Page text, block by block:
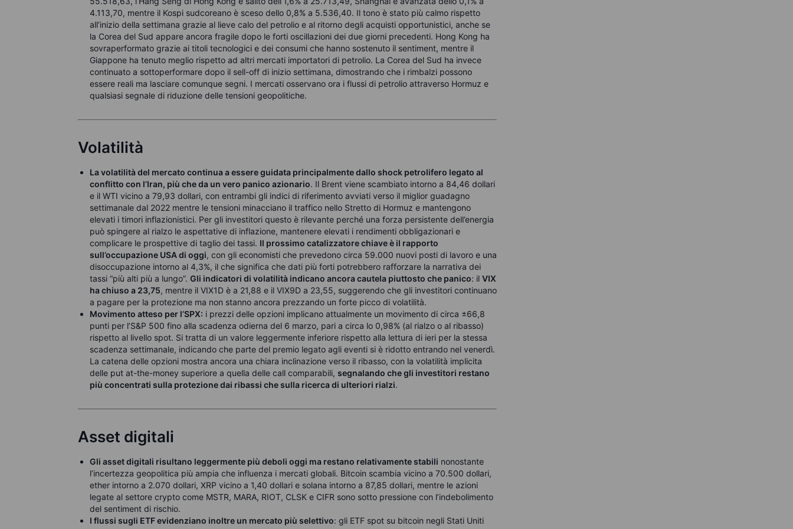
4.113,70, mentre il Kospi sudcoreano è sceso dello 0,8% a 5.536,40. Il tono è stato più calmo rispetto
all’inizio della settimana grazie al lieve calo del petrolio e al ritorno degli acquisti opportunistici, anche se
la Corea del Sud appare ancora fragile dopo le forti oscillazioni dei due giorni precedenti. Hong Kong ha
sovraperformato grazie ai titoli tecnologici e dei consumi che hanno sostenuto il sentiment, mentre il
Giappone ha tenuto meglio rispetto ad altri mercati importatori di petrolio. La Corea del Sud ha invece
continuato a sottoperformare dopo il sell-off di inizio settimana, dimostrando che i rimbalzi possono
essere reali ma lasciare comunque segni. I mercati osservano ora i flussi di petrolio attraverso Hormuz e
qualsiasi segnale di riduzione delle tensioni geopolitiche.
Volatilità
La volatilità del mercato continua a essere guidata principalmente dallo shock petrolifero legato al
conflitto con l’Iran, più che da un vero panico azionario. Il Brent viene scambiato intorno a 84,46 dollari
e il WTI vicino a 79,93 dollari, con entrambi gli indici di riferimento avviati verso il miglior guadagno
settimanale dal 2022 mentre le tensioni minacciano il traffico nello Stretto di Hormuz e mantengono
elevati i timori inflazionistici. Per gli investitori questo è rilevante perché una forza persistente dell’energia
può spingere al rialzo le aspettative di inflazione, mantenere elevati i rendimenti obbligazionari e
complicare le prospettive di taglio dei tassi. Il prossimo catalizzatore chiave è il rapporto
sull’occupazione USA di oggi, con gli economisti che prevedono circa 59.000 nuovi posti di lavoro e una
disoccupazione intorno al 4,3%, il che significa che dati più forti potrebbero rafforzare la narrativa dei
tassi “più alti più a lungo”. Gli indicatori di volatilità indicano ancora cautela piuttosto che panico: il VIX
ha chiuso a 23,75, mentre il VIX1D è a 21,88 e il VIX9D a 23,55, suggerendo che gli investitori continuano
a pagare per la protezione ma non stanno ancora prezzando un forte picco di volatilità.
Movimento atteso per l’SPX: i prezzi delle opzioni implicano attualmente un movimento di circa ±66,8
punti per l’S&P 500 fino alla scadenza odierna del 6 marzo, pari a circa lo 0,98% (al rialzo o al ribasso)
rispetto al livello spot. Si tratta di un valore leggermente inferiore rispetto alla lettura di ieri per la stessa
scadenza settimanale, indicando che parte del premio legato agli eventi si è ridotto entrando nel venerdì.
La catena delle opzioni mostra ancora una chiara inclinazione verso il ribasso, con la volatilità implicita
delle put at-the-money superiore a quella delle call comparabili, segnalando che gli investitori restano
più concentrati sulla protezione dai ribassi che sulla ricerca di ulteriori rialzi.
Asset digitali
Gli asset digitali risultano leggermente più deboli oggi ma restano relativamente stabili nonostante
l’incertezza geopolitica più ampia che influenza i mercati globali. Bitcoin scambia vicino a 70.500 dollari,
ether intorno a 2.070 dollari, XRP vicino a 1,40 dollari e solana intorno a 87,85 dollari, mentre le azioni
legate al settore crypto come MSTR, MARA, RIOT, CLSK e CIFR sono sotto pressione con l’indebolimento
del sentiment di rischio.
I flussi sugli ETF evidenziano inoltre un mercato più selettivo: gli ETF spot su bitcoin negli Stati Uniti